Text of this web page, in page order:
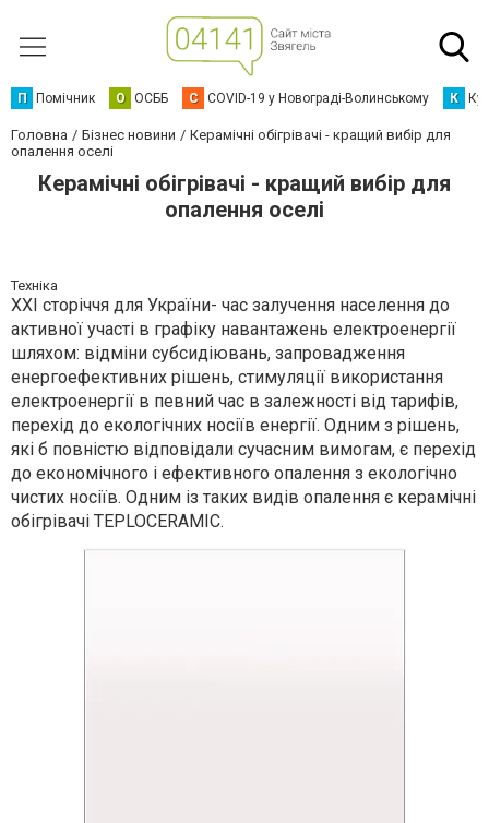
П Помічник О ОСББ C COVID-19 у Новограді-Волинському К
Головна Бізнес новини
Керамічні обігрівачі - кращий вибір для
опалення оселі
Керамічні обігрівачі - кращий вибір для
опалення оселі
Техніка
ХХI сторіччя для України- час залучення населення до
активної участі в графіку навантажень електроенергії
шляхом: відміни субсидіювань, запровадження
енергоефективних рішень, стимуляції використання
електроенергії в певний час в залежності від тарифів,
перехід до екологічних носіїв енергії. Одним з рішень,
які б повністю відповідали сучасним вимогам, є перехід
до економічного і ефективного опалення з екологічно
чистих носіїв. Одним із таких видів опалення є керамічні
обігрівачі TEPLOCERAMIC.